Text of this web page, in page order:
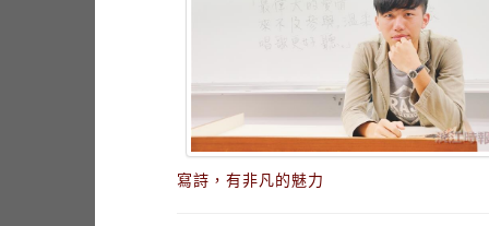
寫詩，有非凡的魅力